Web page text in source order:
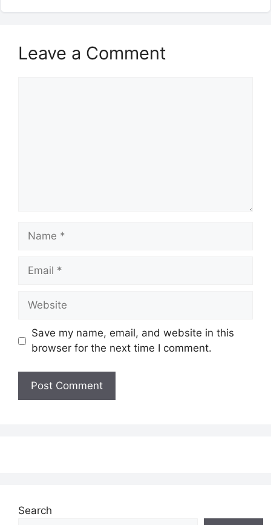
Leave a Comment
Name
Email
Website
Save my name, email, and website in this
browser for the next time I comment.
Search